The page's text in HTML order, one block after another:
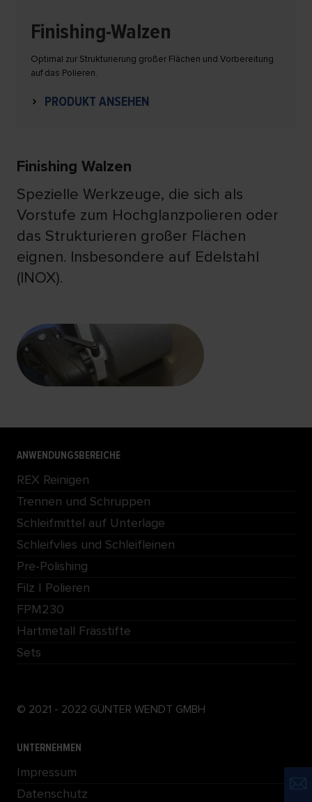
Finishing-Walzen
Optimal zur Strukturierung großer Flächen und Vorbereitung
auf das Polieren.
PRODUKT ANSEHEN
Finishing Walzen
Spezielle Werkzeuge, die sich als
Vorstufe zum Hochglanzpolieren oder
das Strukturieren großer Flächen
eignen. Insbesondere auf Edelstahl
(INOX).
ANWENDUNGSBEREICHE
REX Reinigen
Trennen und Schruppen
Schleifmittel auf Unterlage
Schleifvlies und Schleifleinen
Pre-Polishing
Filz | Polieren
FPM230
Hartmetall Frässtifte
Sets
© 2021 - 2022 GÜNTER WENDT GMBH
UNTERNEHMEN
Impressum
Datenschutz